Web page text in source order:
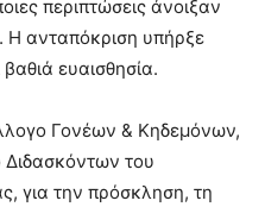
περιπτώσεις άνοιξαν
Η ανταπόκριση υπήρξε
ευαισθησία.
Γονέων & Κηδεμόνων,
Διδασκόντων του
για την πρόσκληση, τη